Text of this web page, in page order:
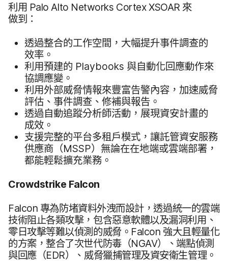
利用 Palo Alto Networks Cortex XSOAR 來​
做到：
透過​整合​的​工作​空間，​大幅​提升​事件​調查​的​
效率。
利用​預建​的 Playbooks 與​自動化回​應​動作來​
協調​應變。
利用​外部​威脅情報​來​豐​富告警​內容，​加速​威脅​
評估、​事件​調查、​修補​與​報告。
透過​自動​追蹤​分析師​活動，​展現​資安​計畫​的​
成效。
支援​完整​的​平台多​租戶​模式，​讓​託​管​資安​服務​
供​應商（MSSP）​無論​在​在​地端​或​雲端部署，​
都​能​輕鬆​擴充​業務。
Crowdstrike Falcon
Falcon 專為​防堵​資料​外洩​而​設計，​透過​統一​的​雲端​
技術​阻止​各​類​攻擊，​包含​惡意​軟體​以及​漏洞​利用、​
零日​攻擊​等​難以​偵測​的​威脅。 Falcon 強​大且​輕量​化​
的​方案，​整合​了​次​世代​防毒​（NGAV）、​端點​偵測​
與​回應​（EDR）、​威脅​獵捕​管理​及​資安​衛生​管理。